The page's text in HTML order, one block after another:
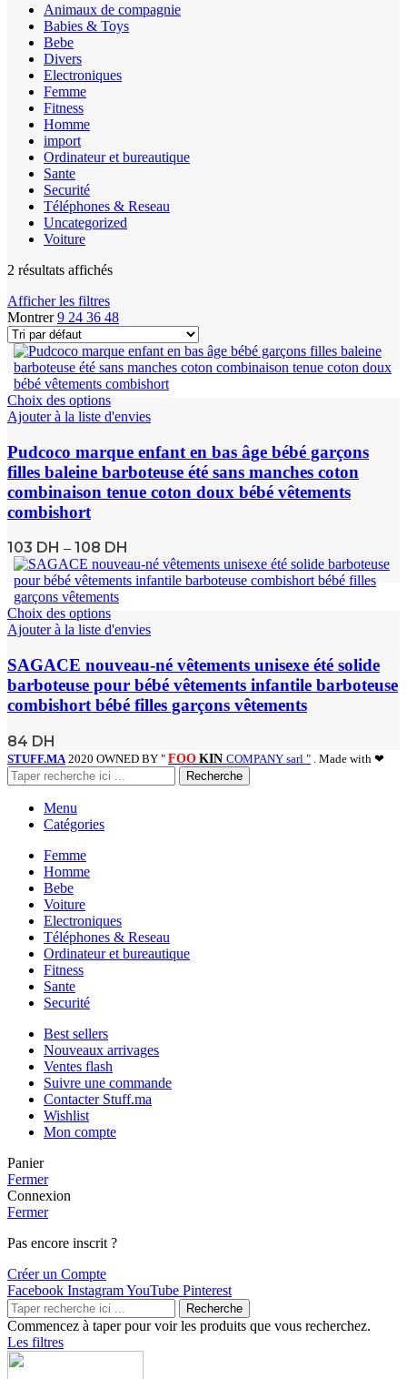
Animaux de compagnie
Babies & Toys
Bebe
Divers
Electroniques
Femme
Fitness
Homme
import
Ordinateur et bureautique
Sante
Securité
Téléphones & Reseau
Uncategorized
Voiture
2 résultats affichés
Afficher les filtres
Montrer9 24 36 48
Choix des options
Ajouter à la liste d'envies
Pudcoco marque enfant en bas âge bébé garçons
filles baleine barboteuse été sans manches coton
combinaison tenue coton doux bébé vêtements
combishort
103 DH – 108 DH
Choix des options
Ajouter à la liste d'envies
SAGACE nouveau-né vêtements unisexe été solide
barboteuse pour bébé vêtements infantile barboteuse
combishort bébé filles garçons vêtements
84 DH
STUFF.MA 2020 OWNED BY " FOO KIN COMPANY sarl " . Made with ❤
Recherche
Menu
Catégories
Femme
Homme
Bebe
Voiture
Electroniques
Téléphones & Reseau
Ordinateur et bureautique
Fitness
Sante
Securité
Best sellers
Nouveaux arrivages
Ventes flash
Suivre une commande
Contacter Stuff.ma
Wishlist
Mon compte
Panier
Fermer
Connexion
Fermer
Pas encore inscrit ?
Créer un Compte
Facebook InstagramYouTube Pinterest
Recherche
Commencez à taper pour voir les produits que vous recherchez.
Les filtres